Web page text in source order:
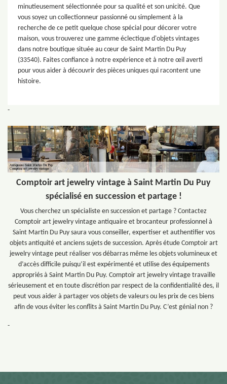
minutieusement sélectionnée pour sa qualité et son unicité. Que
vous soyez un collectionneur passionné ou simplement à la
recherche de ce petit quelque chose spécial pour décorer votre
maison, vous trouverez une gamme éclectique d'objets vintages
dans notre boutique située au cœur de Saint Martin Du Puy
(33540). Faites confiance à notre expérience et à notre œil averti
pour vous aider à découvrir des pièces uniques qui racontent une
histoire.
-
Comptoir art jewelry vintage à Saint Martin Du Puy
spécialisé en succession et partage !
Vous cherchez un spécialiste en succession et partage ? Contactez
Comptoir art jewelry vintage antiquaire et brocanteur professionnel à
Saint Martin Du Puy saura vous conseiller, expertiser et authentifier vos
objets antiquité et anciens sujets de succession. Après étude Comptoir art
jewelry vintage peut réaliser vos débarras même les objets volumineux et
d’accès difficile puisqu’il est expérimenté et utilise des équipements
appropriés à Saint Martin Du Puy. Comptoir art jewelry vintage travaille
sérieusement et en toute discrétion par respect de la confidentialité des, il
peut vous aider à partager vos objets de valeurs ou les prix de ces biens
afin de vous éviter les conflits à Saint Martin Du Puy. C’est génial non ?
-